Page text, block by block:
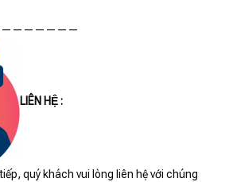
LIÊN HỆ :
quý khách vui lòng liên hệ với chúng